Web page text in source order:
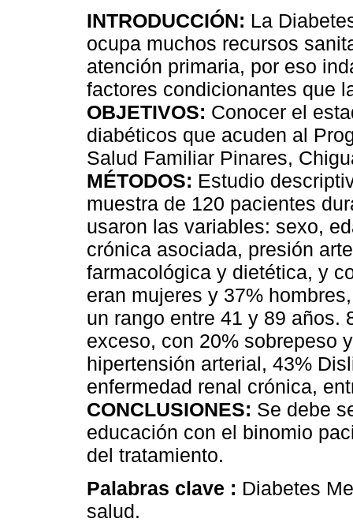
INTRODUCCIÓN: La
ocupa muchos recursos
atención primaria, por eso
factores condicionantes que
OBJETIVOS: Conocer el
diabéticos que acuden al
Salud Familiar Pinares,
MÉTODOS: Estudio
muestra de 120 pacientes
usaron las variables: sexo,
crónica asociada, presión
farmacológica y dietética, y
eran mujeres y 37%
un rango entre 41 y 89 años.
exceso, con 20% sobrepeso
hipertensión arterial, 43%
enfermedad renal crónica,
CONCLUSIONES: Se debe
educación con el binomio
del tratamiento.
Palabras clave : Diabetes
salud.